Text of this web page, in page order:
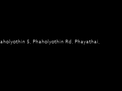
5, Phaholyothin Rd, Phayathai,